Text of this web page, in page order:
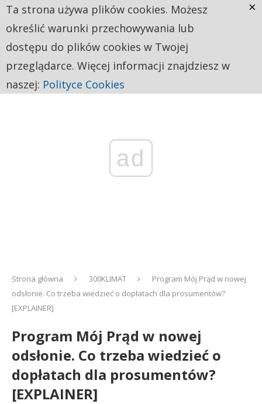
ad
Strona główna 300KLIMAT
Program Mój Prąd w nowej
odsłonie. Co trzeba wiedzieć o dopłatach dla prosumentów?
[EXPLAINER]
Program Mój Prąd w nowej
odsłonie. Co trzeba wiedzieć o
dopłatach dla prosumentów?
[EXPLAINER]
Ta strona używa plików cookies. Możesz
określić warunki przechowywania lub
dostępu do plików cookies w Twojej
przeglądarce. Więcej informacji znajdziesz w
naszej: Polityce Cookies
×